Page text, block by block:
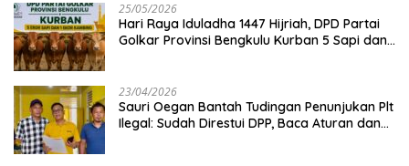
25/05/2026
Hari Raya Iduladha 1447 Hijriah, DPD Partai
Golkar Provinsi Bengkulu Kurban 5 Sapi dan 1
23/04/2026
Sauri Oegan Bantah Tudingan Penunjukan Plt
Ilegal: Sudah Direstui DPP, Baca Aturan dan